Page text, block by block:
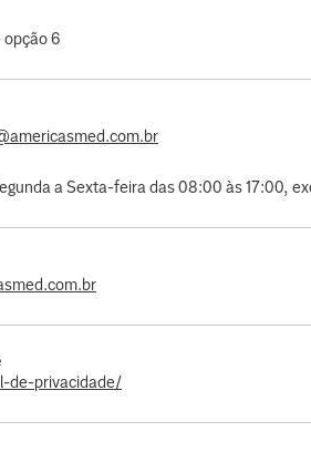
opção 6
a Sexta-feira das 08:00 às 17:00,
de-privacidade/